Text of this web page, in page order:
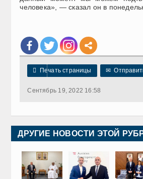
человека», — сказал он в
 Печать страницы ✉
Сентябрь 19, 2022 16:58
ДРУГИЕ НОВОСТИ ЭТОЙ